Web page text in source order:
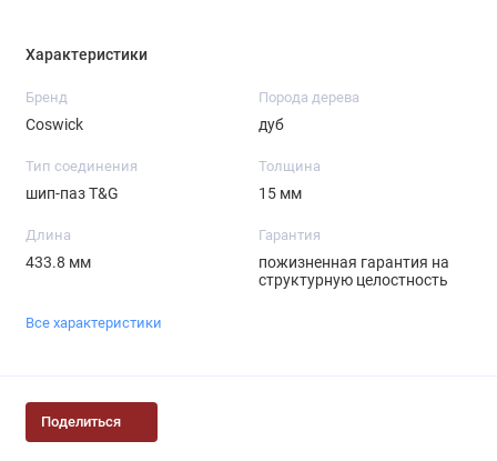
Характеристики
Бренд
Coswick
Порода дерева
дуб
Тип соединения
шип-паз T&G
Толщина
15 мм
Длина
433.8 мм
Гарантия
пожизненная гарантия на
структурную целостность
Все характеристики
Поделиться